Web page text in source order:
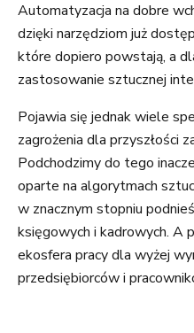
Operacje masowe
Komunikacja z klientem
Przyszłość — jednolita
Automatyzacja na dobre
dzięki narzędziom już
które dopiero powstają, a
zastosowanie sztucznej
Pojawia się jednak wiele
zagrożenia dla przyszłości
Podchodzimy do tego
oparte na algorytmach
w znacznym stopniu
księgowych i kadrowych. A
ekosfera pracy dla wyżej
przedsiębiorców i